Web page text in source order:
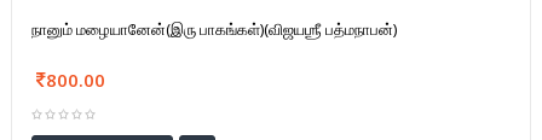
நானும் மழையானேன்(இரு பாகங்கள்)(விஜயஶ்ரீ பத்மநாபன்)
800.00